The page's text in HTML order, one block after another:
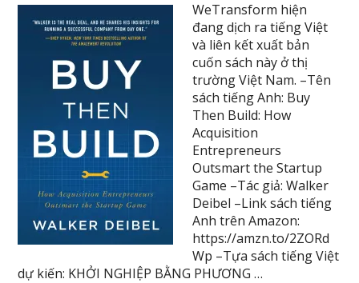
WeTransform hiện
đang dịch ra tiếng Việt
và liên kết xuất bản
cuốn sách này ở thị
trường Việt Nam. –Tên
sách tiếng Anh: Buy
Then Build: How
Acquisition
Entrepreneurs
Outsmart the Startup
Game –Tác giả: Walker
Deibel –Link sách tiếng
Anh trên Amazon:
https://amzn.to/2ZORd
Wp –Tựa sách tiếng Việt
dự kiến: KHỞI NGHIỆP BẰNG PHƯƠNG …